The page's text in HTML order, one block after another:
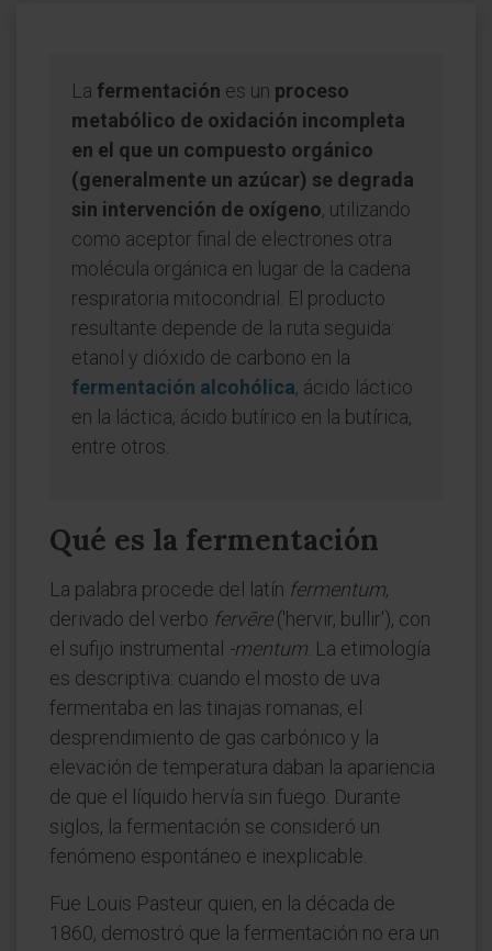
La fermentación es un proceso
metabólico de oxidación incompleta
en el que un compuesto orgánico
(generalmente un azúcar) se degrada
sin intervención de oxígeno, utilizando
como aceptor final de electrones otra
molécula orgánica en lugar de la cadena
respiratoria mitocondrial. El producto
resultante depende de la ruta seguida:
etanol y dióxido de carbono en la
fermentación alcohólica, ácido láctico
en la láctica, ácido butírico en la butírica,
entre otros.
Qué es la fermentación
La palabra procede del latín fermentum,
derivado del verbo fervēre('hervir, bullir'), con
el sufijo instrumental -mentum . La etimología
es descriptiva: cuando el mosto de uva
fermentaba en las tinajas romanas, el
desprendimiento de gas carbónico y la
elevación de temperatura daban la apariencia
de que el líquido hervía sin fuego. Durante
siglos, la fermentación se consideró un
fenómeno espontáneo e inexplicable.
Fue Louis Pasteur quien, en la década de
1860, demostró que la fermentación no era un